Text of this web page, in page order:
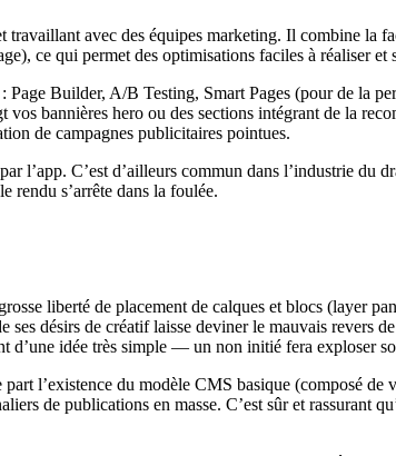
travaillant avec des équipes marketing. Il combine la
ce qui permet des optimisations faciles à réaliser et
Page Builder, A/B Testing, Smart Pages (pour de la
bannières hero ou des sections intégrant de la
de campagnes publicitaires pointues.
l’app. C’est d’ailleurs commun dans l’industrie du
rendu s’arrête dans la foulée.
liberté de placement de calques et blocs (layer
désirs de créatif laisse deviner le mauvais revers
idée très simple — un non initié fera exploser
l’existence du modèle CMS basique (composé de
de publications en masse. C’est sûr et rassurant